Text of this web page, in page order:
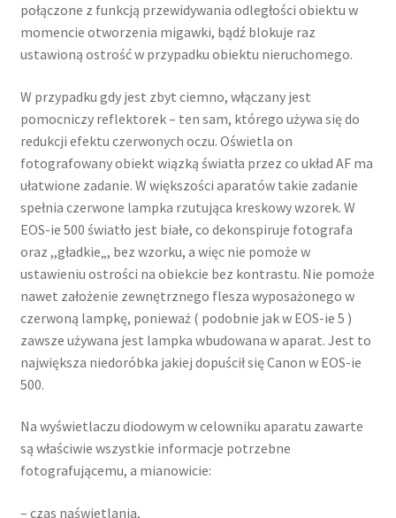
połączone z funkcją przewidywania odległości obiektu w
momencie otworzenia migawki, bądź blokuje raz
ustawioną ostrość w przypadku obiektu nieruchomego.
W przypadku gdy jest zbyt ciemno, włączany jest
pomocniczy reflektorek – ten sam, którego używa się do
redukcji efektu czerwonych oczu. Oświetla on
fotografowany obiekt wiązką światła przez co układ AF ma
ułatwione zadanie. W większości aparatów takie zadanie
spełnia czerwone lampka rzutująca kreskowy wzorek. W
EOS-ie 500 światło jest białe, co dekonspiruje fotografa
oraz ,,gładkie„, bez wzorku, a więc nie pomoże w
ustawieniu ostrości na obiekcie bez kontrastu. Nie pomoże
nawet założenie zewnętrznego flesza wyposażonego w
czerwoną lampkę, ponieważ ( podobnie jak w EOS-ie 5 )
zawsze używana jest lampka wbudowana w aparat. Jest to
największa niedoróbka jakiej dopuścił się Canon w EOS-ie
500.
Na wyświetlaczu diodowym w celowniku aparatu zawarte
są właściwie wszystkie informacje potrzebne
fotografującemu, a mianowicie:
– czas naświetlania,